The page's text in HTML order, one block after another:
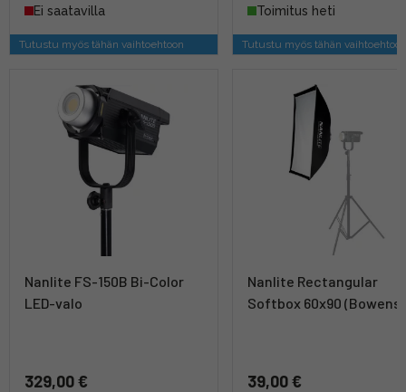
Ei saatavilla
Tutustu myös tähän vaihtoehtoon
Toimitus heti
Tutustu myös tähän
Nanlite FS-150B Bi-Color
LED-valo
329,00 €
Nanlite Rectangular
Softbox 60x90 (Bowens)
39,00 €